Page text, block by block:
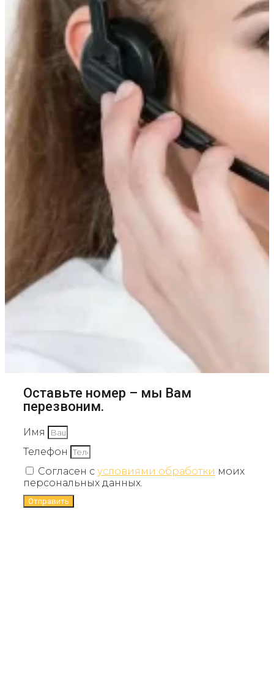
Оставьте номер – мы Вам
перезвоним.
Имя
Телефон
Согласен с условиями обработки моих
персональных данных.
Отправить